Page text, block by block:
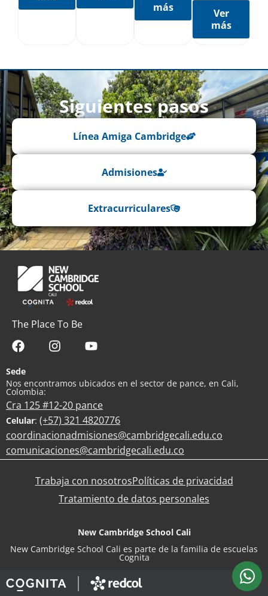
más
Ver
más
Siguientes pasos
Línea Amiga Cambridge
Admisiones
Extracurriculares
The Place To Be
Sede
Nos encontramos ubicados en el sector de pance, en Cali,
Colombia:
Cra 125 #12-20 pance
Celular: (+57) 321 4820776
coordinacionadmisiones@cambridgecali.edu.co
comunicaciones@cambridgecali.edu.co
Trabaja con nosotrosPolíticas de privacidad
Tratamiento de datos personales
New Cambridge School Cali
New Cambridge School Cali es parte de la familia de escuelas
Cognita